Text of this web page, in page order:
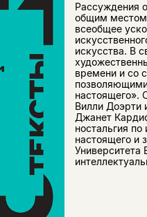
Рассуждения
общим местом
всеобщее
искусства. В
времени и со
настоящего».
Вилли
Джанет
ностальгия
настоящего и
Университета